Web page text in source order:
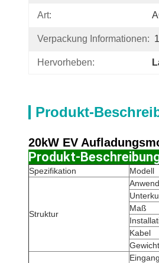
Art:
Verpackung Informationen:
Hervorheben:
Produkt-
20kW EV
Produkt-
Spezifikation Modell
Struktur
Maß
Kabel
Gewicht